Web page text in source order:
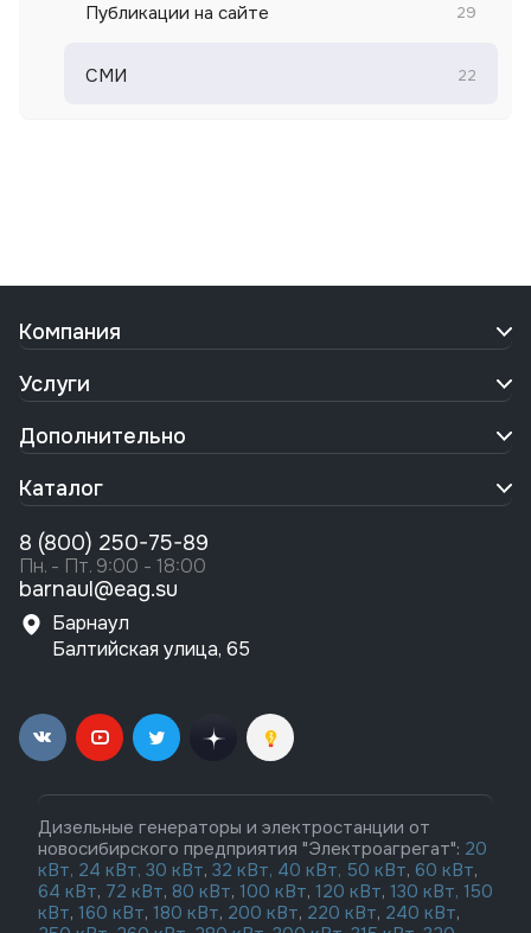
Публикации на сайте 29
СМИ 22
Компания
Услуги
Дополнительно
Каталог
8 (800) 250-75-89
Пн. - Пт. 9:00 - 18:00
barnaul@eag.su
Барнаул
Балтийская улица, 65
Дизельные генераторы и электростанции от
новосибирского предприятия "Электроагрегат": 20
кВт, 24 кВт, 30 кВт, 32 кВт, 40 кВт, 50 кВт, 60 кВт,
64 кВт, 72 кВт, 80 кВт, 100 кВт, 120 кВт, 130 кВт, 150
кВт, 160 кВт, 180 кВт, 200 кВт, 220 кВт, 240 кВт,